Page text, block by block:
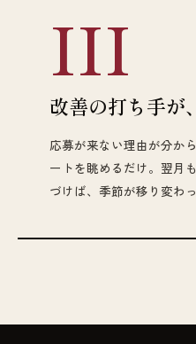
III
改善の打ち手が
応募が来ない理由が分か
ートを眺めるだけ。翌
づけば、季節が移り変わっ